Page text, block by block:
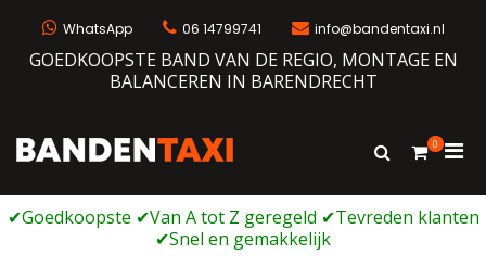
WhatsApp 06 14799741 info@bandentaxi.nl
GOEDKOOPSTE BAND VAN DE REGIO, MONTAGE EN
BALANCEREN IN BARENDRECHT
Bandengarage met eigen webshop
Toon
0
voor